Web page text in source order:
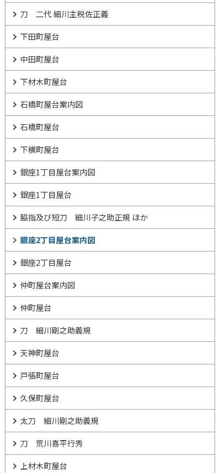
刀 二代 細川主税佐正義
下田町屋台
中田町屋台
下材木町屋台
石橋町屋台案内図
石橋町屋台
下横町屋台
銀座1丁目屋台案内図
銀座1丁目屋台
脇指及び短刀 細川子之助正規 ほか
銀座2丁目屋台案内図
銀座2丁目屋台
仲町屋台案内図
仲町屋台
刀 細川剛之助義規
天神町屋台
戸張町屋台
久保町屋台
太刀 細川剛之助義規
刀 荒川喜平行秀
上材木町屋台